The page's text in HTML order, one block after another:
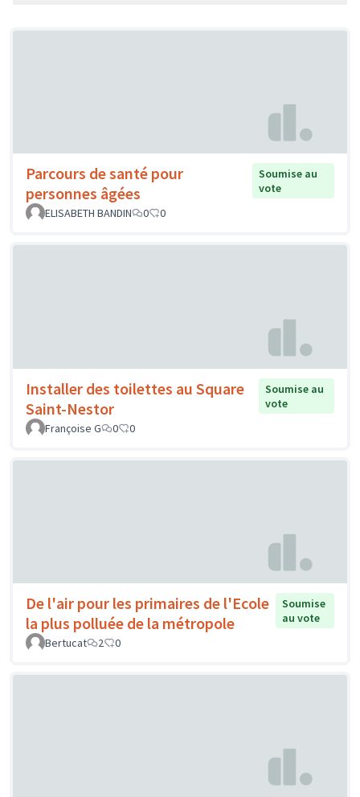
Parcours de santé pour
personnes âgées
Soumise au
vote
ELISABETH BANDIN
0 0
Installer des toilettes au Square
Saint-Nestor
Soumise au
vote
Françoise G
0 0
De l'air pour les primaires de l'Ecole
la plus polluée de la métropole
Soumise
au vote
Bertucat
2 0